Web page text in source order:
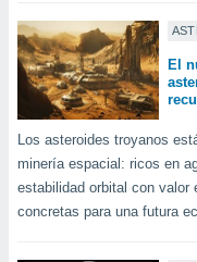
uso de
la
contenido
medir el
el
del
de
o a través
El
Los asteroides troyanos
minería espacial: ricos en
estabilidad orbital con valor
concretas para una futura